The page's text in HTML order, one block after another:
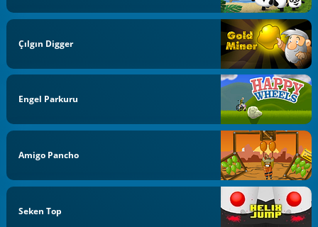
Çılgın Digger
Engel Parkuru
Amigo Pancho
Seken Top